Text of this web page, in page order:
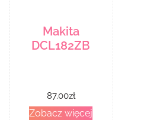
Makita
DCL182ZB
87.00zł
Zobacz więcej